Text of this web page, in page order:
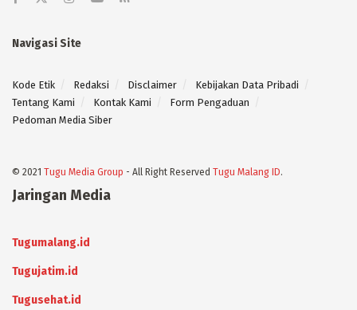
Navigasi Site
Kode Etik Redaksi Disclaimer
Kebijakan Data Pribadi
Tentang Kami
Kontak Kami
Form Pengaduan
Pedoman Media Siber
© 2021 Tugu Media Group - All Right Reserved Tugu Malang ID.
Jaringan Media
Tugumalang.id
Tugujatim.id
Tugusehat.id